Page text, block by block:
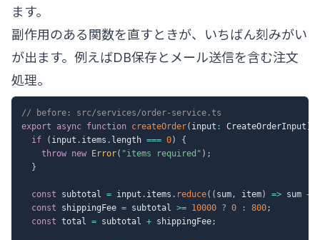
ます。
副作用のある関数を直すときが、いちばん刻みがい
が出ます。例えばDB保存とメール送信を含む注文
処理。
// before: src/services/order-service.ts
export
async function createOrder( input : CreateOrderInput )
if
( input . items . length === 0)
{
throw new Error( "items required" ) ;
}
const subtotal = input . items . reduce( ( sum, item) => sum +
const shippingFee = subtotal >= 10000 ? 0 : 800;
const total = subtotal + shippingFee;